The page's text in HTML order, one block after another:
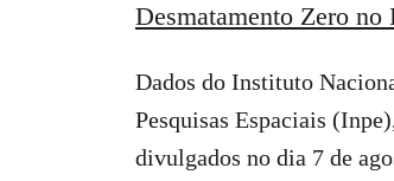
Desmatamento Zero no
Dados do Instituto
Pesquisas Espaciais
divulgados no dia 7 de